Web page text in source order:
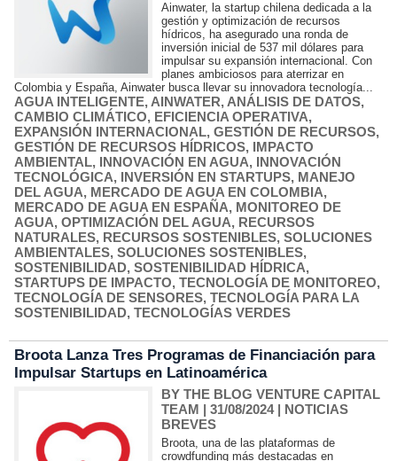
Ainwater, la startup chilena dedicada a la
gestión y optimización de recursos
hídricos, ha asegurado una ronda de
inversión inicial de 537 mil dólares para
impulsar su expansión internacional. Con
planes ambiciosos para aterrizar en
Colombia y España, Ainwater busca llevar su innovadora tecnología...
AGUA INTELIGENTE, AINWATER, ANÁLISIS DE DATOS,
CAMBIO CLIMÁTICO, EFICIENCIA OPERATIVA,
EXPANSIÓN INTERNACIONAL, GESTIÓN DE RECURSOS,
GESTIÓN DE RECURSOS HÍDRICOS, IMPACTO
AMBIENTAL, INNOVACIÓN EN AGUA, INNOVACIÓN
TECNOLÓGICA, INVERSIÓN EN STARTUPS, MANEJO
DEL AGUA, MERCADO DE AGUA EN COLOMBIA,
MERCADO DE AGUA EN ESPAÑA, MONITOREO DE
AGUA, OPTIMIZACIÓN DEL AGUA, RECURSOS
NATURALES, RECURSOS SOSTENIBLES, SOLUCIONES
AMBIENTALES, SOLUCIONES SOSTENIBLES,
SOSTENIBILIDAD, SOSTENIBILIDAD HÍDRICA,
STARTUPS DE IMPACTO, TECNOLOGÍA DE MONITOREO,
TECNOLOGÍA DE SENSORES, TECNOLOGÍA PARA LA
SOSTENIBILIDAD, TECNOLOGÍAS VERDES
Broota Lanza Tres Programas de Financiación para
Impulsar Startups en Latinoamérica
BY THE BLOG VENTURE CAPITAL
TEAM | 31/08/2024| NOTICIAS
BREVES
Broota, una de las plataformas de
crowdfunding más destacadas en